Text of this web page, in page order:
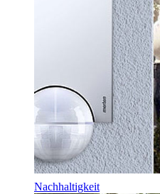
Nachhaltigkeit